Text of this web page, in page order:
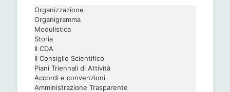
Organizzazione
Organigramma
Modulistica
Storia
Il CDA
Il Consiglio Scientifico
Piani Triennali di Attività
Accordi e convenzioni
Amministrazione Trasparente